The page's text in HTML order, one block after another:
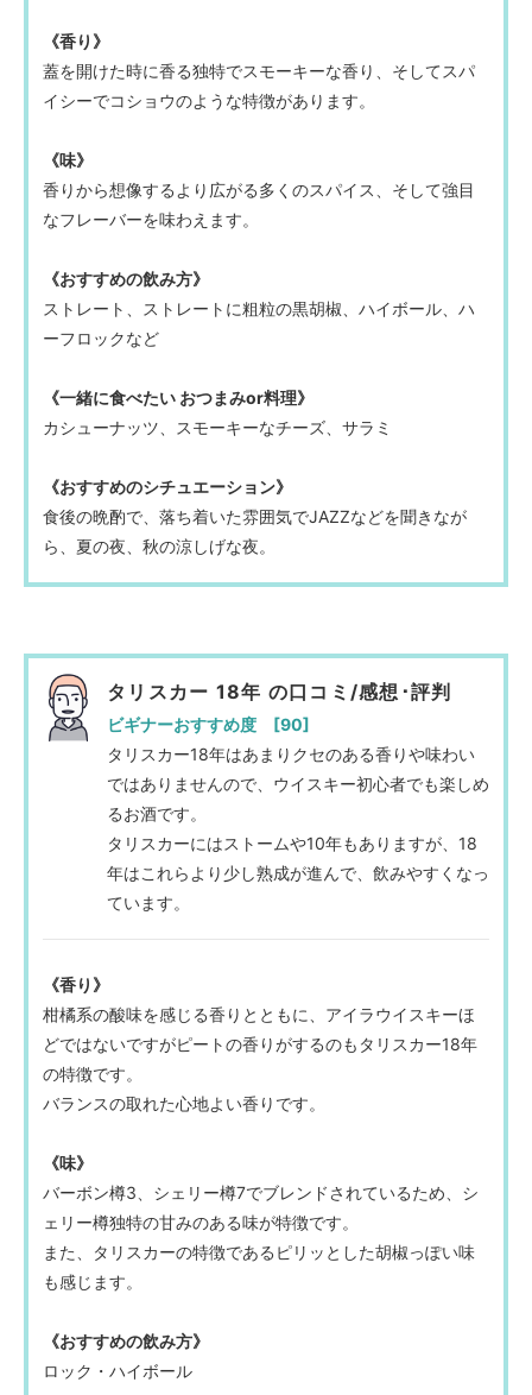
《香り》
蓋を開けた時に香る独特でスモーキーな香り、そしてスパ
イシーでコショウのような特徴があります。
《味》
香りから想像するより広がる多くのスパイス、そして強目
なフレーバーを味わえます。
《おすすめの飲み方》
ストレート、ストレートに粗粒の黒胡椒、ハイボール、ハ
ーフロックなど
《一緒に食べたい おつまみor料理》
カシューナッツ、スモーキーなチーズ、サラミ
《おすすめのシチュエーション》
食後の晩酌で、落ち着いた雰囲気でJAZZなどを聞きなが
ら、夏の夜、秋の涼しげな夜。
タリスカー 18年 の口コミ/感想･評判
ビギナーおすすめ度 [90]
タリスカー18年はあまりクセのある香りや味わい
ではありませんので、ウイスキー初心者でも楽しめ
るお酒です。
タリスカーにはストームや10年もありますが、18
年はこれらより少し熟成が進んで、飲みやすくなっ
ています。
《香り》
柑橘系の酸味を感じる香りとともに、アイラウイスキーほ
どではないですがピートの香りがするのもタリスカー18年
の特徴です。
バランスの取れた心地よい香りです。
《味》
バーボン樽3、シェリー樽7でブレンドされているため、シ
ェリー樽独特の甘みのある味が特徴です。
また、タリスカーの特徴であるピリッとした胡椒っぽい味
も感じます。
《おすすめの飲み方》
ロック・ハイボール